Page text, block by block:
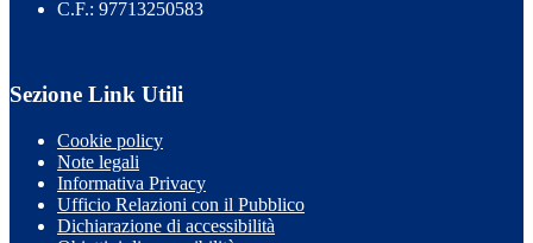
C.F.: 97713250583
Sezione Link Utili
Cookie policy
Note legali
Informativa Privacy
Ufficio Relazioni con il Pubblico
Dichiarazione di accessibilità